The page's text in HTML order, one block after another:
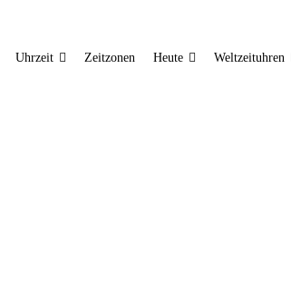
Uhrzeit Zeitzonen Heute Weltzeituhren